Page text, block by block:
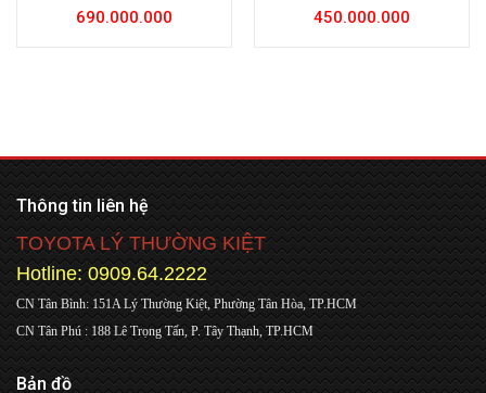
690.000.000
450.000.000
Thông tin liên hệ
TOYOTA LÝ THƯỜNG KIỆT
Hotline: 0909.64.2222
CN Tân Bình: 151A Lý Thường Kiệt, Phường Tân Hòa, TP.HCM
CN Tân Phú : 188 Lê Trọng Tấn, P. Tây Thạnh, TP.HCM
Bản đồ